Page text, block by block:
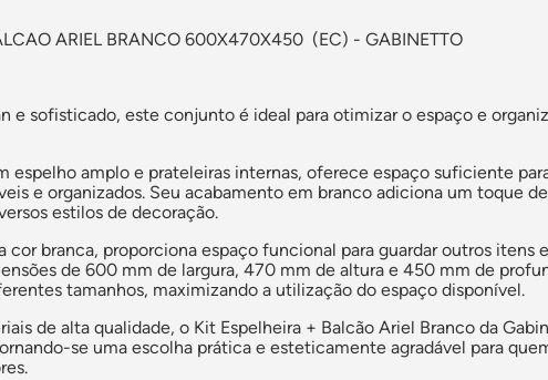
ARIEL BRANCO 600X470X450 (EC) - GABINETTO
e sofisticado, este conjunto é ideal para otimizar o espaço e
espelho amplo e prateleiras internas, oferece espaço suficiente
e organizados. Seu acabamento em branco adiciona um toque
estilos de decoração.
cor branca, proporciona espaço funcional para guardar outros itens
de 600 mm de largura, 470 mm de altura e 450 mm de
tamanhos, maximizando a utilização do espaço disponível.
de alta qualidade, o Kit Espelheira + Balcão Ariel Branco da
se uma escolha prática e esteticamente agradável para